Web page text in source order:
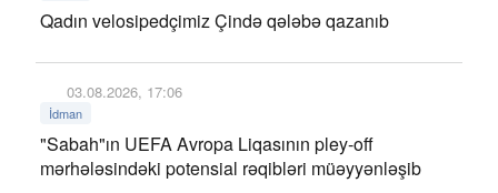
Qadın velosipedçimiz Çində qələbə qazanıb
03.08.2026, 17:06
İdman
"Sabah"ın UEFA Avropa Liqasının pley-off
mərhələsindəki potensial rəqibləri müəyyənləşib